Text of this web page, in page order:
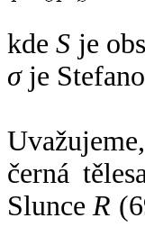
kdeS je
σje
černá
SlunceR